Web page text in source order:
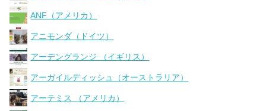
ANF（アメリカ）
アニモンダ（ドイツ）
アーデングランジ （イギリス）
アーガイルディッシュ（オーストラリア）
アーテミス （アメリカ）